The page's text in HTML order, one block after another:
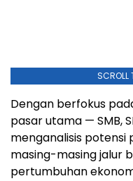
SCROLL
Dengan berfokus
pasar utama — SMB,
menganalisis
masing-masing jalur
pertumbuhan